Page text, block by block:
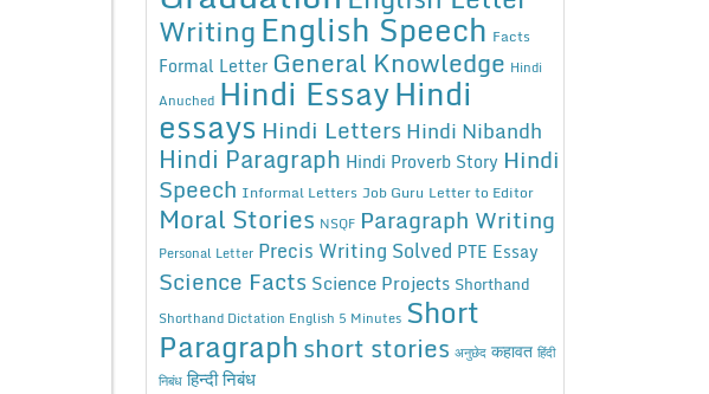
WritingEnglish Speech Facts
Formal Letter General Knowledge Hindi
Anuched Hindi EssayHindi
essays Hindi Letters Hindi Nibandh
Hindi Paragraph Hindi Proverb Story Hindi
Speech Informal Letters Job Guru Letter to Editor
Moral Stories NSQF Paragraph Writing
Personal Letter Precis Writing Solved PTE Essay
Science Facts Science Projects Shorthand
Shorthand Dictation English 5 Minutes Short
Paragraphshort stories अनुछेद कहावत हिंदी
निबंध हिन्दी निबंध